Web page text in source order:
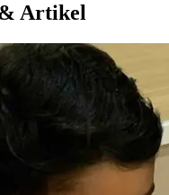
Artikel